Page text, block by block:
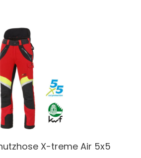
X-treme Air 5x5